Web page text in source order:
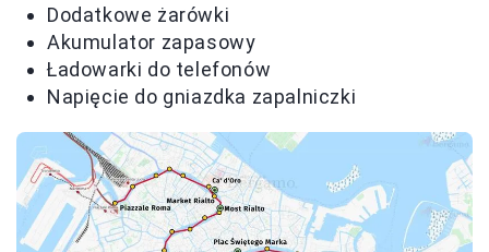
Dodatkowe żarówki
Akumulator zapasowy
Ładowarki do telefonów
Napięcie do gniazdka zapalniczki